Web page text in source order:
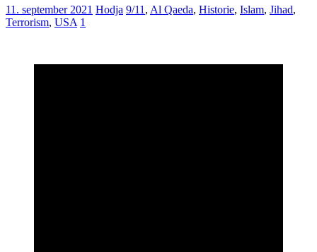
11. september 2021 Hodja 9/11 , Al Qaeda, Historie, Islam, Jihad,
Terrorism, USA 1